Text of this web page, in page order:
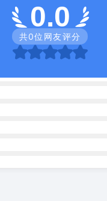
0.0
共0位网友评分